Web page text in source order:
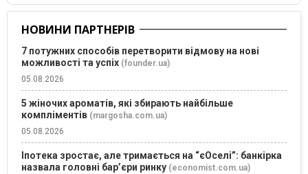
НОВИНИ ПАРТНЕРІВ
7 потужних способів перетворити відмову на нові
можливості та успіх (founder.ua)
05.08.2026
5 жіночих ароматів, які збирають найбільше
компліментів (margosha.com.ua)
05.08.2026
Іпотека зростає, але тримається на “єОселі”: банкірка
назвала головні бар’єри ринку (economist.com.ua)